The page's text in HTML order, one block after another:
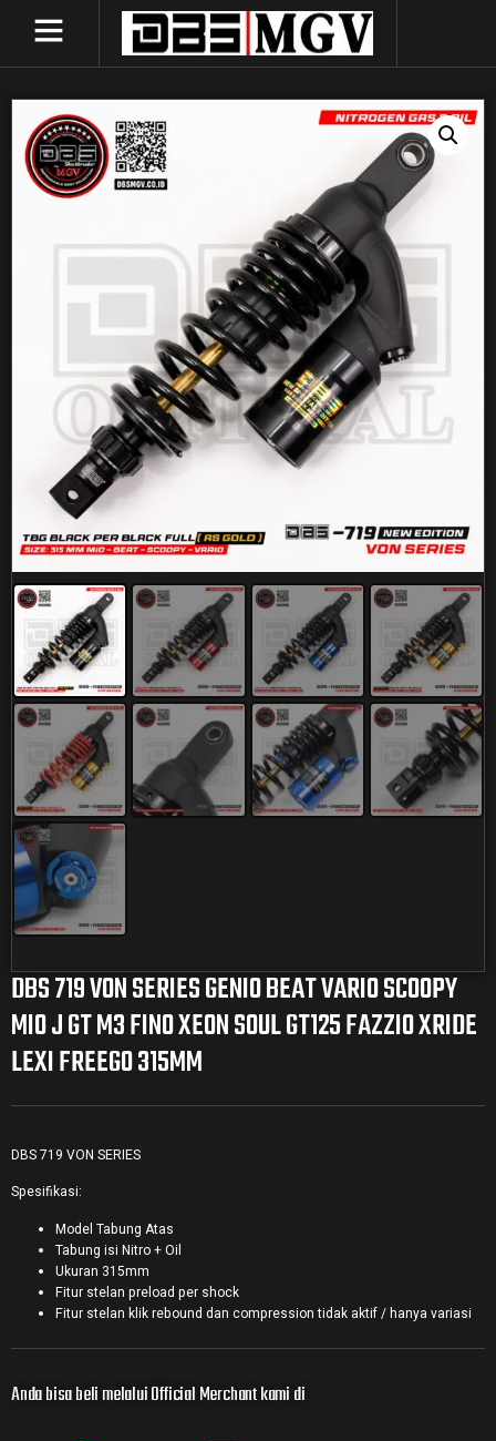
DBS 719 VON SERIES GENIO BEAT VARIO SCOOPY
MIO J GT M3 FINO XEON SOUL GT125 FAZZIO XRIDE
LEXI FREEGO 315MM
DBS 719 VON SERIES
Spesifikasi:
Model Tabung Atas
Tabung isi Nitro + Oil
Ukuran 315mm
Fitur stelan preload per shock
Fitur stelan klik rebound dan compression tidak aktif / hanya variasi
Anda bisa beli melalui Official Merchant kami di